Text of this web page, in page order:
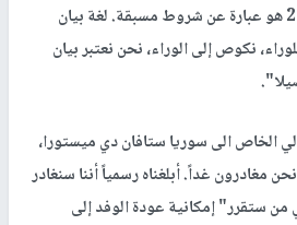
استخدمت في بيان الرياض 2 هو عبارة عن شروط مسبقة. لغة بيان
للوراء، نكوص إلى الوراء، نحن نعتبر بيان
الخاص الى سوريا ستافان دي ميستورا،
مغادرون غداً. أبلغناه رسمياً أننا سنغادر
ستقرر" إمكانية عودة الوفد إلى